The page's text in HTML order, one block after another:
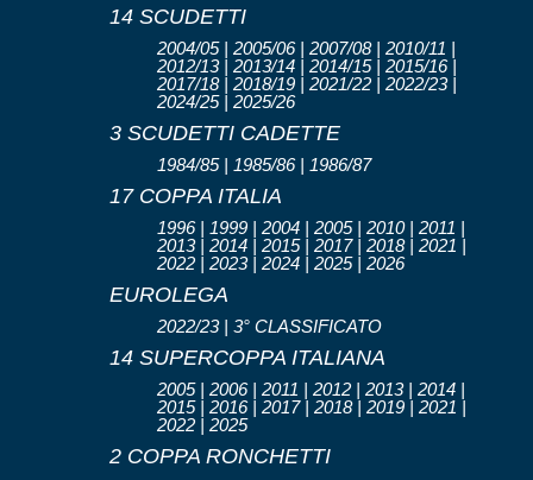
14 SCUDETTI
2004/05 | 2005/06 | 2007/08 | 2010/11 |
2012/13 | 2013/14 | 2014/15 | 2015/16 |
2017/18 | 2018/19 | 2021/22 | 2022/23 |
2024/25 | 2025/26
3 SCUDETTI CADETTE
1984/85 | 1985/86 | 1986/87
17 COPPA ITALIA
1996 | 1999 | 2004 | 2005 | 2010 | 2011 |
2013 | 2014 | 2015 | 2017 | 2018 | 2021 |
2022 | 2023 | 2024 | 2025 | 2026
EUROLEGA
2022/23 | 3° CLASSIFICATO
14 SUPERCOPPA ITALIANA
2005 | 2006 | 2011 | 2012 | 2013 | 2014 |
2015 | 2016 | 2017 | 2018 | 2019 | 2021 |
2022 | 2025
2 COPPA RONCHETTI